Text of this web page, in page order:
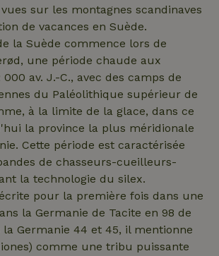
sur les montagnes scandinaves
de vacances en Suède.
la Suède commence lors de
une période chaude aux
av. J.-C., avec des camps de
du Paléolithique supérieur de
à la limite de la glace, dans ce
la province la plus méridionale
Cette période est caractérisée
de chasseurs-cueilleurs-
la technologie du silex.
pour la première fois dans une
la Germanie de Tacite en 98 de
la Germanie 44 et 45, il mentionne
comme une tribu puissante
www.maisonnature.fr
account www.maisonnature.fr
www.maisonnature.fr